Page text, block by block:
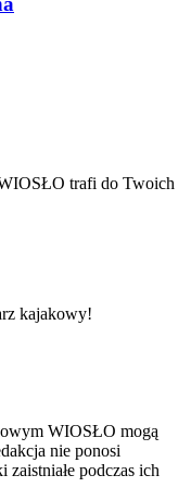
trafi do Twoich
kajakowy!
WIOSŁO mogą
nie ponosi
podczas ich